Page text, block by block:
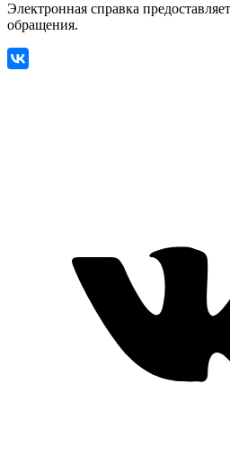
Электронная справка
обращения.